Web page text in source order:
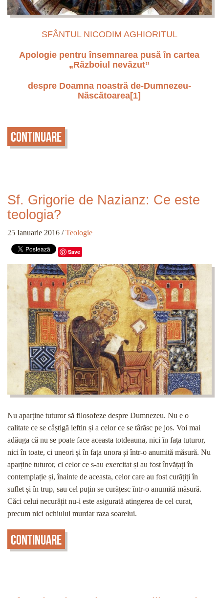
SFÂNTUL NICODIM AGHIORITUL
Apologie pentru însemnarea pusă în cartea
„Războiul nevăzut”
despre Doamna noastră de-Dumnezeu-
Născătoarea[1]
Continuare
Sf. Grigorie de Nazianz: Ce este
teologia?
25 Ianuarie 2016 /Teologie
Save
Nu aparține tuturor să filosofeze despre Dumnezeu. Nu e o
calitate ce se câștigă ieftin și a celor ce se târăsc pe jos. Voi mai
adăuga că nu se poate face aceasta totdeauna, nici în fața tuturor,
nici în toate, ci uneori și în fața unora și într-o anumită măsură. Nu
aparține tuturor, ci celor ce s-au exercitat și au fost învățați în
contemplație și, înainte de aceasta, celor care au fost curățiți în
suflet și în trup, sau cel puțin se curățesc într-o anumită măsură.
Căci celui necurățit nu-i este asigurată atingerea de cel curat,
precum nici ochiului murdar raza soarelui.
Continuare